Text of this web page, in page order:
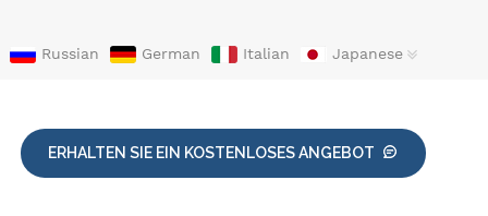
Russian German Italian Japanese
ERHALTEN SIE EIN KOSTENLOSES ANGEBOT